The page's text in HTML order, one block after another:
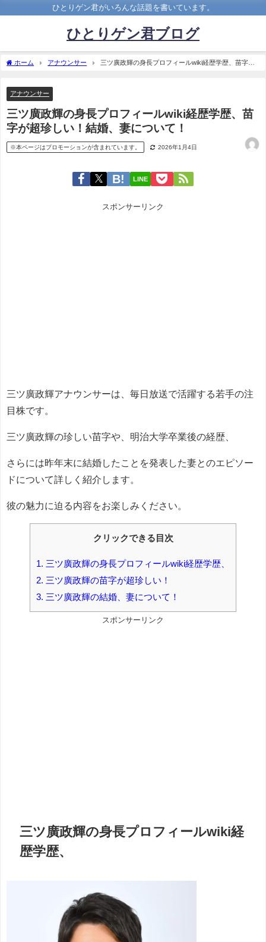
ひとりゲン君がいろんな話題を書いています。
ひとりゲン君ブログ
ホーム アナウンサー
三ツ廣政輝の身長プロフィールwiki経歴学歴、苗字が
アナウンサー
三ツ廣政輝の身長プロフィールwiki経歴学歴、苗
字が超珍しい！結婚、妻について！
※本ページはプロモーションが含まれています。 2026年1月4日
LINE
スポンサーリンク
三ツ廣政輝アナウンサーは、毎日放送で活躍する若手の注
目株です。
三ツ廣政輝の珍しい苗字や、明治大学卒業後の経歴、
さらには昨年末に結婚したことを発表した妻とのエピソー
ドについて詳しく紹介します。
彼の魅力に迫る内容をお楽しみください。
クリックできる目次
1. 三ツ廣政輝の身長プロフィールwiki経歴学歴、
2. 三ツ廣政輝の苗字が超珍しい！
3. 三ツ廣政輝の結婚、妻について！
スポンサーリンク
三ツ廣政輝の身長プロフィールwiki経
歴学歴、